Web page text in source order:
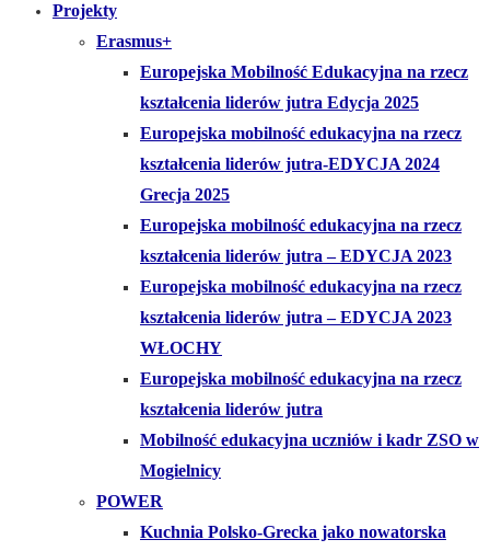
Projekty
Erasmus+
Europejska Mobilność Edukacyjna na rzecz
kształcenia liderów jutra Edycja 2025
Europejska mobilność edukacyjna na rzecz
kształcenia liderów jutra-EDYCJA 2024
Grecja 2025
Europejska mobilność edukacyjna na rzecz
kształcenia liderów jutra – EDYCJA 2023
Europejska mobilność edukacyjna na rzecz
kształcenia liderów jutra – EDYCJA 2023
WŁOCHY
Europejska mobilność edukacyjna na rzecz
kształcenia liderów jutra
Mobilność edukacyjna uczniów i kadr ZSO w
Mogielnicy
POWER
Kuchnia Polsko-Grecka jako nowatorska